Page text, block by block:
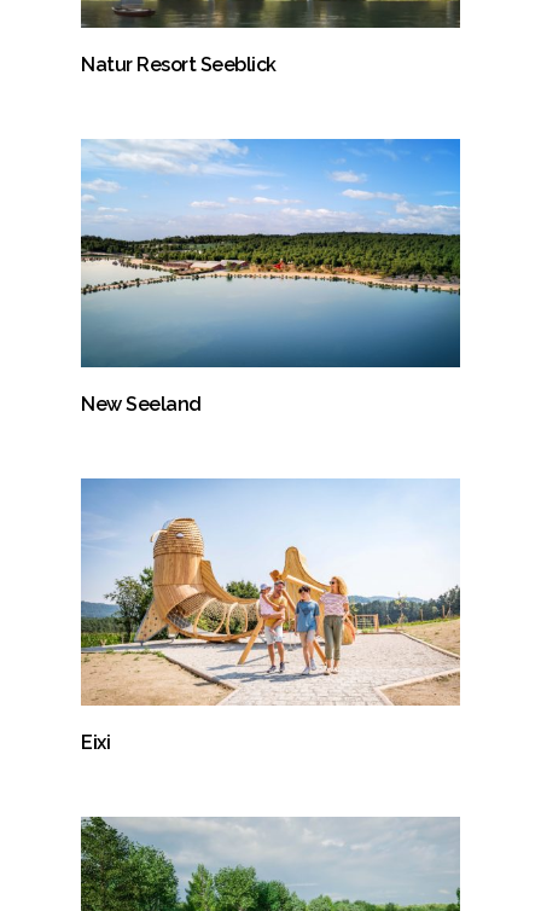
Natur Resort Seeblick
New Seeland
Eixi